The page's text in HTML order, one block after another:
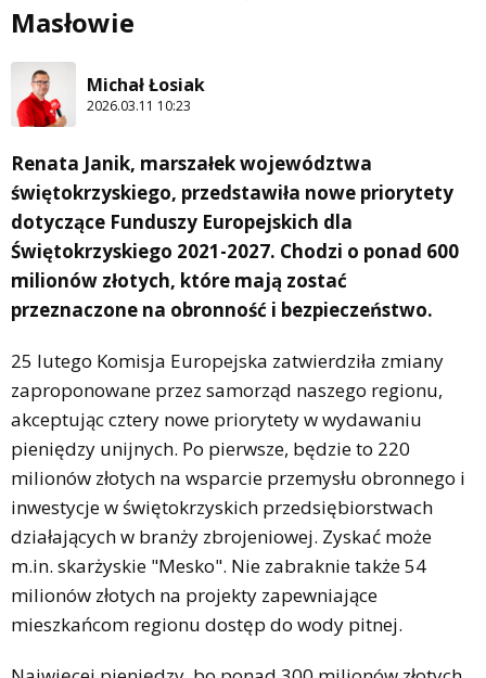
Masłowie
Michał Łosiak
2026.03.11 10:23
Renata Janik, marszałek województwa
świętokrzyskiego, przedstawiła nowe priorytety
dotyczące Funduszy Europejskich dla
Świętokrzyskiego 2021-2027. Chodzi o ponad 600
milionów złotych, które mają zostać
przeznaczone na obronność i bezpieczeństwo.
25 lutego Komisja Europejska zatwierdziła zmiany
zaproponowane przez samorząd naszego regionu,
akceptując cztery nowe priorytety w wydawaniu
pieniędzy unijnych. Po pierwsze, będzie to 220
milionów złotych na wsparcie przemysłu obronnego i
inwestycje w świętokrzyskich przedsiębiorstwach
działających w branży zbrojeniowej. Zyskać może
m.in. skarżyskie "Mesko". Nie zabraknie także 54
milionów złotych na projekty zapewniające
mieszkańcom regionu dostęp do wody pitnej.